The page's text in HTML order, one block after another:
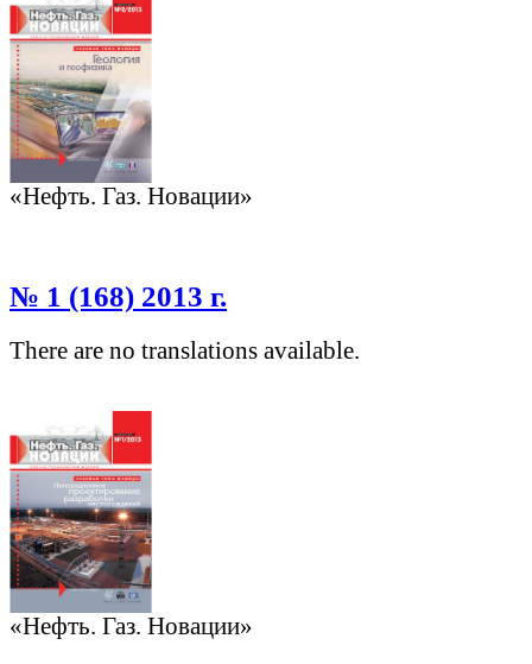
«Нефть. Газ. Новации»
№ 1 (168) 2013 г.
There are no translations available.
«Нефть. Газ. Новации»